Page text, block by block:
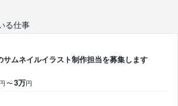
る仕事
ムネイルイラスト制作担当を募集します
円〜3万円